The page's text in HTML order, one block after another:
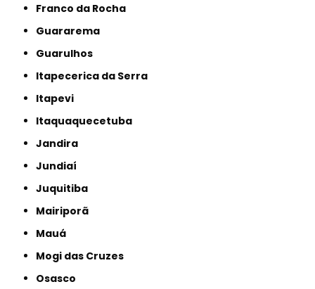
Franco da Rocha
Guararema
Guarulhos
Itapecerica da Serra
Itapevi
Itaquaquecetuba
Jandira
Jundiaí
Juquitiba
Mairiporã
Mauá
Mogi das Cruzes
Osasco